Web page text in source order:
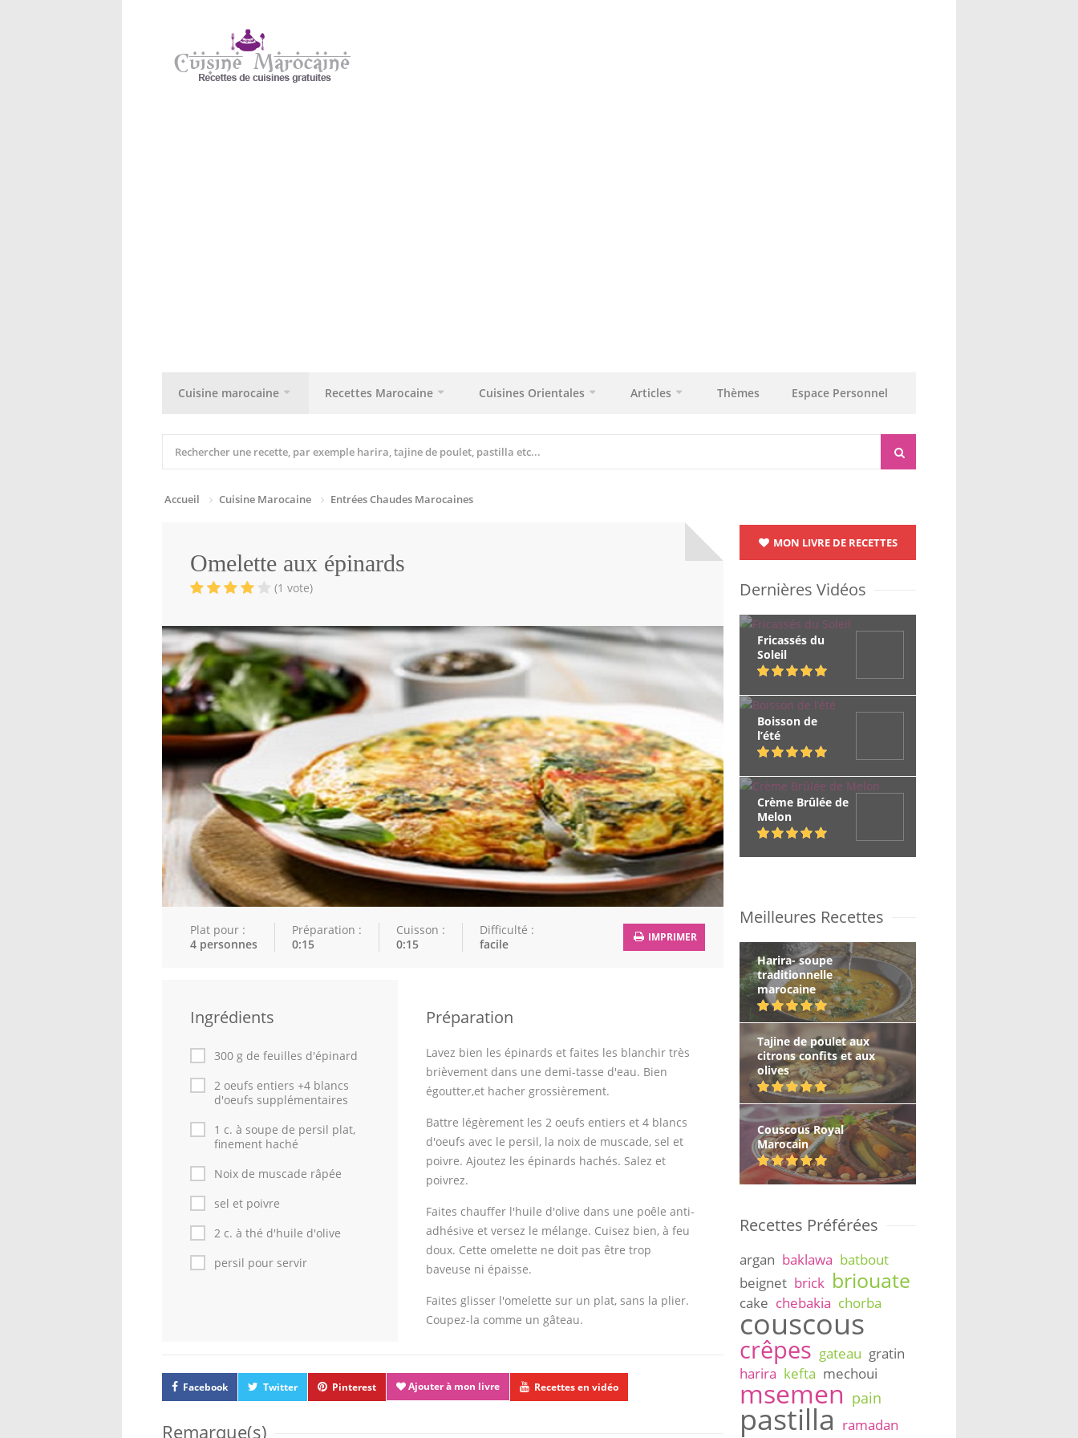
Cuisine marocaine Recettes Marocaine Cuisines Orientales Articles Thèmes Espace Personnel
Accueil Cuisine Marocaine Entrées Chaudes Marocaines
Omelette aux épinards
(1 vote)
Plat pour :
4 personnes
Préparation :
0:15
Cuisson :
0:15
Difficulté :
facile
IMPRIMER
Ingrédients
300 g de feuilles d'épinard
2 oeufs entiers +4 blancs
d'oeufs supplémentaires
1 c. à soupe de persil plat,
finement haché
Noix de muscade râpée
sel et poivre
2 c. à thé d'huile d'olive
persil pour servir
Préparation
Lavez bien les épinards et faites les blanchir très
brièvement dans une demi-tasse d'eau. Bien
égoutter,et hacher grossièrement.
Battre légèrement les 2 oeufs entiers et 4 blancs
d'oeufs avec le persil, la noix de muscade, sel et
poivre. Ajoutez les épinards hachés. Salez et
poivrez.
Faites chauffer l'huile d'olive dans une poêle anti-
adhésive et versez le mélange. Cuisez bien, à feu
doux. Cette omelette ne doit pas être trop
baveuse ni épaisse.
Faites glisser l'omelette sur un plat, sans la plier.
Coupez-la comme un gâteau.
Facebook Twitter Pinterest Ajouter à mon livre Recettes en vidéo
Remarque(s)
MON LIVRE DE RECETTES
Dernières Vidéos
Fricassés du
Soleil
Boisson de
l’été
Crème Brûlée de
Melon
Meilleures Recettes
Harira- soupe
traditionnelle
marocaine
Tajine de poulet aux
citrons confits et aux
olives
Couscous Royal
Marocain
Recettes Préférées
argan baklawa batbout
beignet brick briouate
cake chebakia chorba
couscous
crêpes gateau gratin
harira kefta mechoui
msemen pain
pastilla ramadan